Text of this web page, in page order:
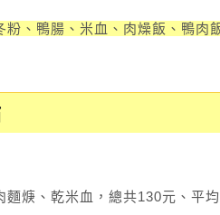
、鴨腸、米血、肉燥飯、鴨肉
焿、乾米血，總共130元、平